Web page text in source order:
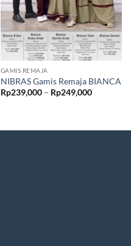
GAMIS REMAJA
NIBRAS Gamis Remaja BIANCA
Rp239,000 – Rp249,000Rentang